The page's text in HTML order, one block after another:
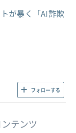
が暴く「AI詐欺
フォローする
テンツ